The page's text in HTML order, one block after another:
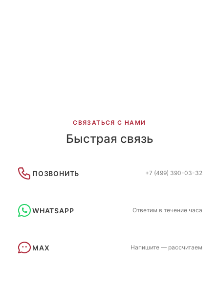
СВЯЗАТЬСЯ С НАМИ
Быстрая связь
ПОЗВОНИТЬ +7 (499) 390-03-32
WHATSAPP Ответим в течение часа
MAX Напишите — рассчитаем